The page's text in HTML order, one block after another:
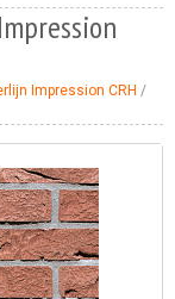
Impression CRH